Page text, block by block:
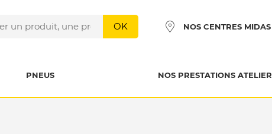
OK NOS CENTRES MIDAS
PNEUS NOS PRESTATIONS ATELIER